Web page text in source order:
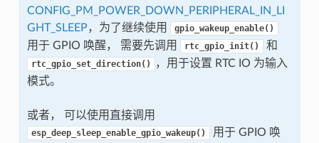
CONFIG_PM_POWER_DOWN_PERIPHERAL_IN_LI
GHT_SLEEP，为了继续使用 gpio_wakeup_enable()
用于 GPIO 唤醒， 需要先调用 rtc_gpio_init() 和
rtc_gpio_set_direction()
，用于设置 RTC IO 为输入
模式。
或者， 可以使用直接调用
esp_deep_sleep_enable_gpio_wakeup()
用于 GPIO 唤